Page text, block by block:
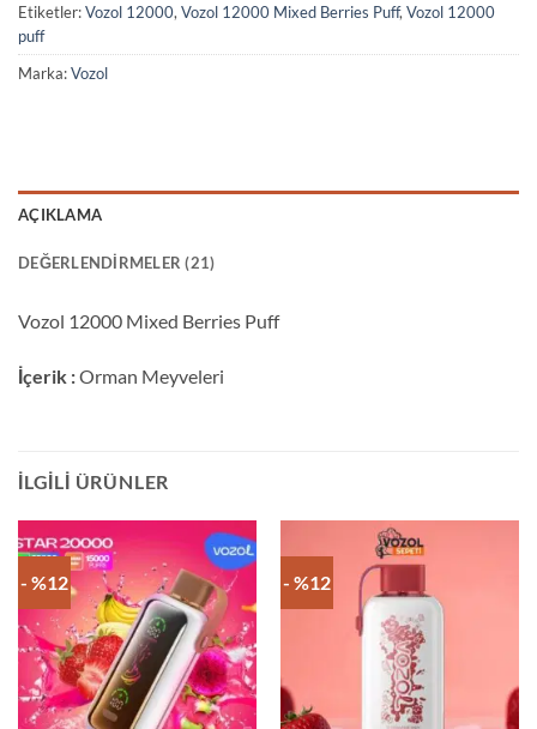
Etiketler:Vozol 12000, Vozol 12000 Mixed Berries Puff, Vozol 12000
puff
Marka:Vozol
AÇIKLAMA
DEĞERLENDIRMELER (21)
Vozol 12000 Mixed Berries Puff
İçerik :Orman Meyveleri
İLGILI ÜRÜNLER
- %12 - %12